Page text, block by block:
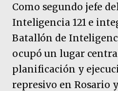
Como segundo jefe
Inteligencia 121 e
Batallón de
ocupó un lugar
planificación y
represivo en Rosario